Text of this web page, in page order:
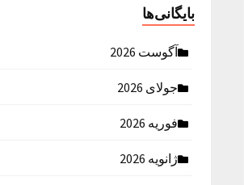
بایگانی‌ها
آگوست 2026
جولای 2026
فوریه 2026
ژانویه 2026